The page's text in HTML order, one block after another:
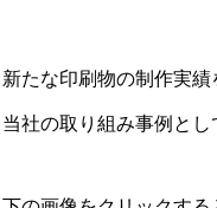
新たな印刷物の制作実績
当社の取り組み事例と